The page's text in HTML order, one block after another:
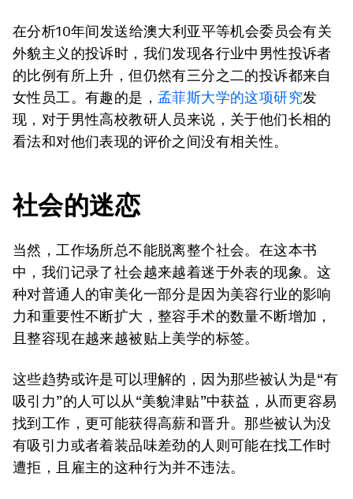
在分析10年间发送给澳大利亚平等机会委员会有关
外貌主义的投诉时，我们发现各行业中男性投诉者
的比例有所上升，但仍然有三分之二的投诉都来自
女性员工。有趣的是， 孟菲斯大学的这项研究发
现，对于男性高校教研人员来说，关于他们长相的
看法和对他们表现的评价之间没有相关性。
社会的迷恋
当然，工作场所总不能脱离整个社会。在这本书
中，我们记录了社会越来越着迷于外表的现象。这
种对普通人的审美化一部分是因为美容行业的影响
力和重要性不断扩大，整容手术的数量不断增加，
且整容现在越来越被贴上美学的标签。
这些趋势或许是可以理解的，因为那些被认为是“有
吸引力”的人可以从“美貌津贴”中获益，从而更容易
找到工作，更可能获得高薪和晋升。那些被认为没
有吸引力或者着装品味差劲的人则可能在找工作时
遭拒，且雇主的这种行为并不违法。